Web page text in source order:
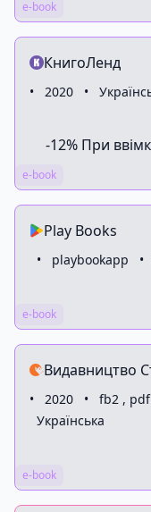
e-book
КнигоЛенд
• 2020 •
-12% При
e-book
Play Books
• playbookapp •
e-book
Видавництво
• 2020 • fb2 ,
Українська
e-book